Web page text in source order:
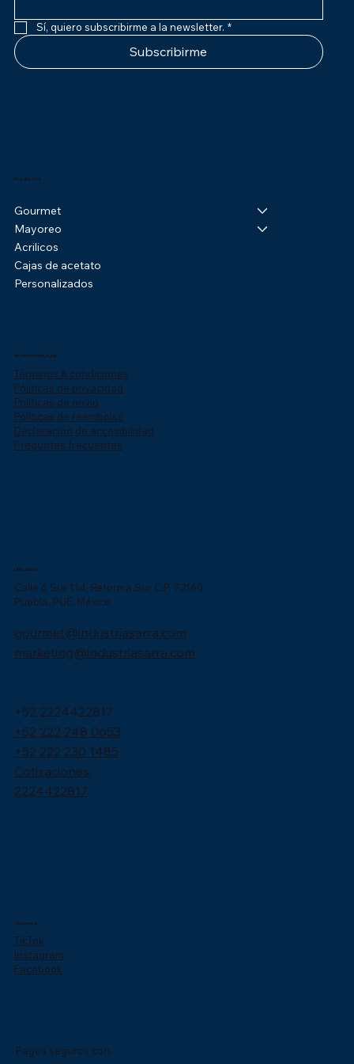
Sí, quiero subscribirme a la newsletter. *
Subscribirme
Productos
Gourmet
Mayoreo
Acrilicos
Cajas de acetato
Personalizados
Información Legal
Términos & condiciones
Póliticas de privacidad
Políticas de envío
Políticas de reembolso
Declaración de accesibilidad
Preguntas frecuentes
Ubicación
Calle 6 Sur 114, Reforma Sur C.P. 72160
Puebla, PUE. México
gourmet@industriasarra.com
marketing@industriasarra.com
+52 2224422817
+52 222 248 0653
+52 222 230 1485
Cotizaciones:
2224422817
Síguenos
TikTok
Instagram
Facebook
Pagos seguros con